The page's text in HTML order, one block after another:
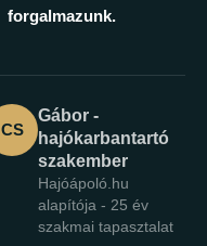
forgalmazunk.
CS
Gábor -
hajókarbantartó
szakember
Hajóápoló.hu
alapítója - 25 év
szakmai tapasztalat